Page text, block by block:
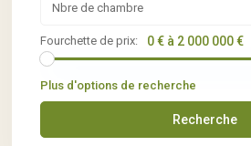
Nbre de chambre
Fourchette de prix: 0 € à 2 000 000 €
Plus d'options de recherche
Recherche